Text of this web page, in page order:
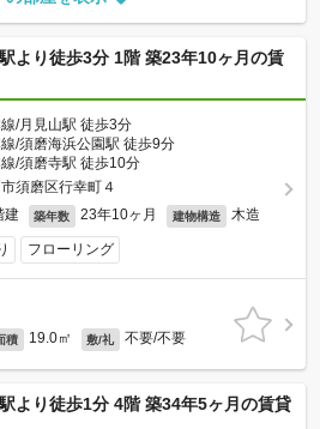
より徒歩3分 1階 築23年10ヶ月の賃
/月見山駅 徒歩3分
線/須磨海浜公園駅 徒歩9分
/須磨寺駅 徒歩10分
須磨区行幸町４
建 築年数 23年10ヶ月 建物構造 木造
フローリング
積 19.0㎡ 敷/礼 不要/不要
より徒歩1分 4階 築34年5ヶ月の賃貸